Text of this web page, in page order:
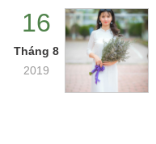
16
Tháng 8
2019